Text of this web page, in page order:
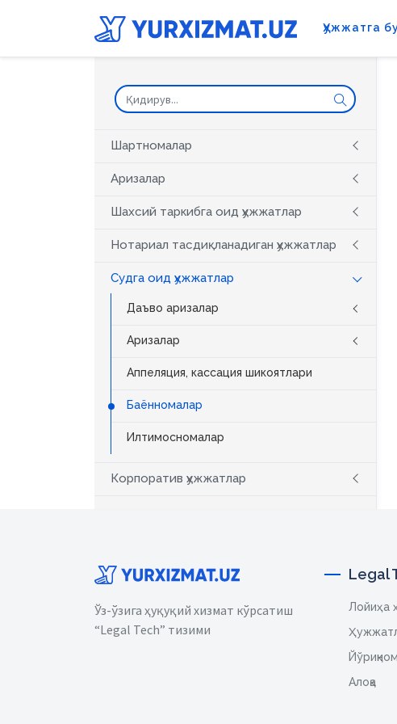
Ҳужжатга
Шартномалар
Аризалар
Шахсий таркибга оид ҳужжатлар
Нотариал тасдиқланадиган ҳужжатлар
Судга оид ҳужжатлар
Даъво аризалар
Аризалар
Аппеляция, кассация шикоятлари
Баённомалар
Илтимосномалар
Корпоратив ҳужжатлар
Ўз-ўзига ҳуқуқий хизмат кўрсатиш
“Legal Tech” тизими
Legal
Лойиҳа
Алоқа